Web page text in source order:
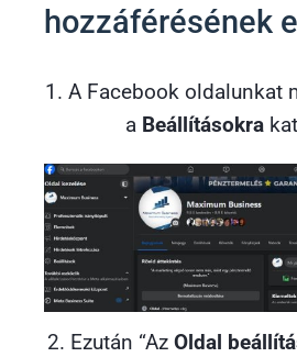
hozzáférésének
1. A Facebook oldalunkat
a Beállításokra
2. Ezután “Az Oldal